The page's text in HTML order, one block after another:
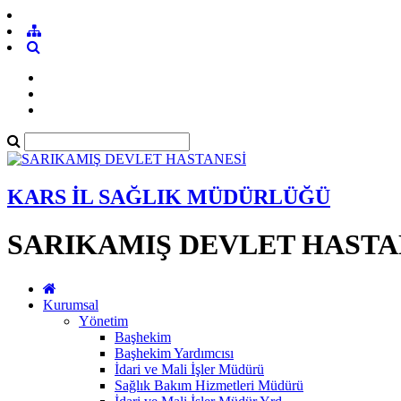
KARS İL SAĞLIK MÜDÜRLÜĞÜ
SARIKAMIŞ DEVLET
Kurumsal
Yönetim
Başhekim
Başhekim Yardımcısı
İdari ve Mali İşler Müdürü
Sağlık Bakım Hizmetleri Müdürü